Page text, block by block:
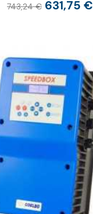
743,24 € 631,75 €